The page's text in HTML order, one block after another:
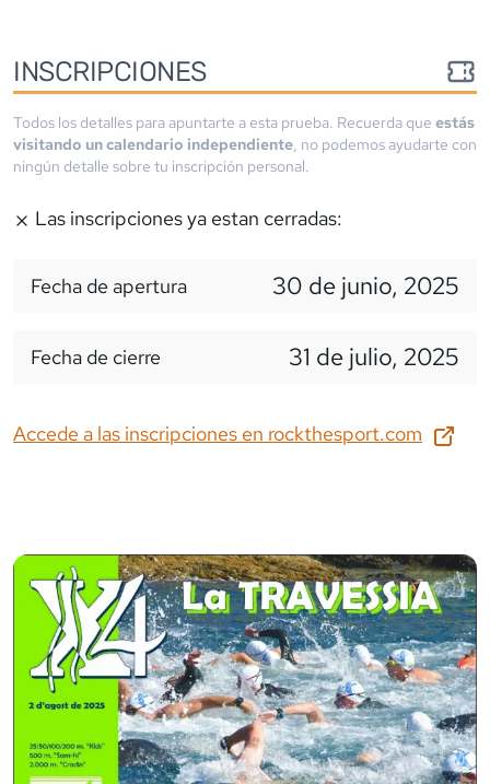
INSCRIPCIONES
Todos los detalles para apuntarte a esta prueba. Recuerda que estás
visitando un calendario independiente, no podemos ayudarte con
ningún detalle sobre tu inscripción personal.
Las inscripciones ya estan cerradas:
Fecha de apertura 30 de junio, 2025
Fecha de cierre 31 de julio, 2025
Accede a las inscripciones en rockthesport.com